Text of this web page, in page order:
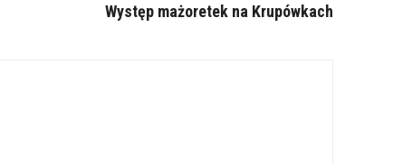
Występ mażoretek na Krupówkach